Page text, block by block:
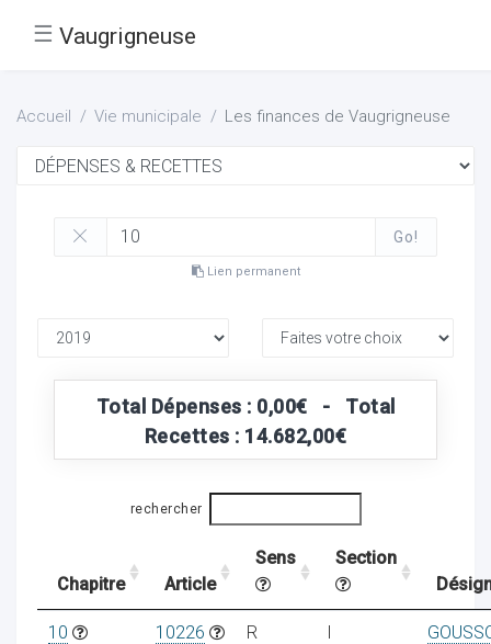
☰ Vaugrigneuse
Accueil Vie municipale Les finances de Vaugrigneuse
Go!
Lien permanent
Total Dépenses : 0,00€ - Total
Recettes : 14.682,00€
rechercher
Chapitre Article
Sens
Section
10 10226 R I